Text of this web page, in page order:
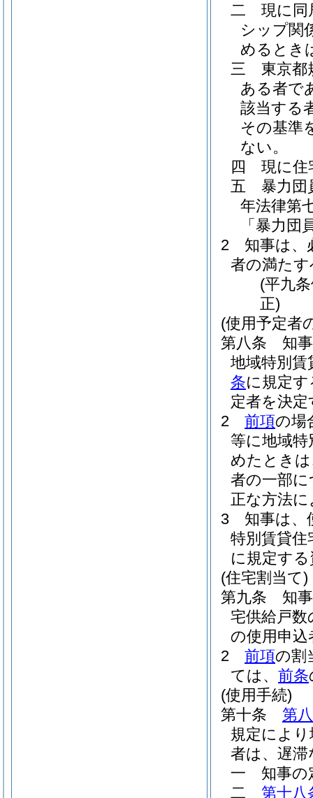
二
現に同
シップ関
めるとき
三
東京都
ある者で
該当する
その基準
ない。
四
現に住
五
暴力団
年法律第
「暴力団
2
知事は、
者の満た
(平九
正)
(使用予定者
第八条
知
地域特別
条に規定
定者を決定
2
前項の場
等に地域
めたとき
者の一部
正な方法
3
知事は、
特別賃貸
に規定す
(住宅割当て)
第九条
知
宅供給戸
の使用申
2
前項の割
ては、 前条
(使用手続)
第十条
第
規定によ
者は、遅
一
知事
二
第十八